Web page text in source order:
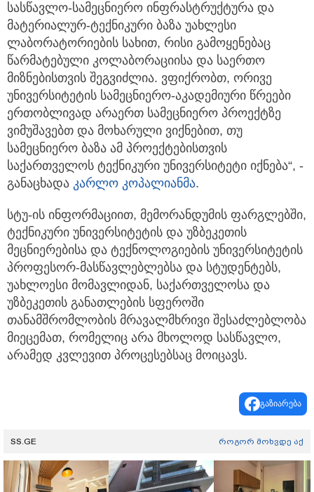
სასწავლო-სამეცნიერო ინფრასტრუქტურა და
მატერიალურ-ტექნიკური ბაზა უახლესი
ლაბორატორიების სახით, რისი გამოყენებაც
წარმატებული კოლაბორაციისა და საერთო
მიზნებისთვის შეგვიძლია. ვფიქრობთ, ორივე
უნივერსიტეტის სამეცნიერო-აკადემიური წრეები
ერთობლივად არაერთ სამეცნიერო პროექტზე
ვიმუშავებთ და მოხარული ვიქნებით, თუ
სამეცნიერო ბაზა ამ პროექტებისთვის
საქართველოს ტექნიკური უნივერსიტეტი იქნება“, -
განაცხადა კარლო კოპალიანმა.
სტუ-ის ინფორმაციით, მემორანდუმის ფარგლებში,
ტექნიკური უნივერსიტეტის და უზბეკეთის
მეცნიერებისა და ტექნოლოგიების უნივერსიტეტის
პროფესორ-მასწავლებლებსა და სტუდენტებს,
უახლოესი მომავლიდან, საქართველოსა და
უზბეკეთის განათლების სფეროში
თანამშრომლობის მრავალმხრივი შესაძლებლობა
მიეცემათ, რომელიც არა მხოლოდ სასწავლო,
არამედ კვლევით პროცესებსაც მოიცავს.
გაზიარება
SS.GE როგორ მოხვდე აქ